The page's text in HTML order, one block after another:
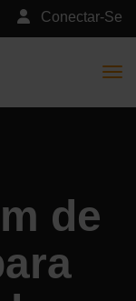
Conectar-Se
de